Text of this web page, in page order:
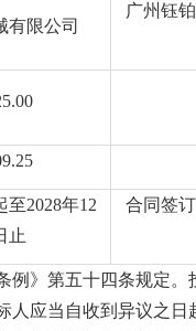
有限公司
广州钰
.00
至2028年12
止
合同签
例》第五十四条规定
人应当自收到异议之日